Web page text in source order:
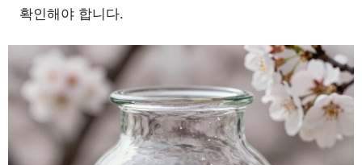
확인해야 합니다.